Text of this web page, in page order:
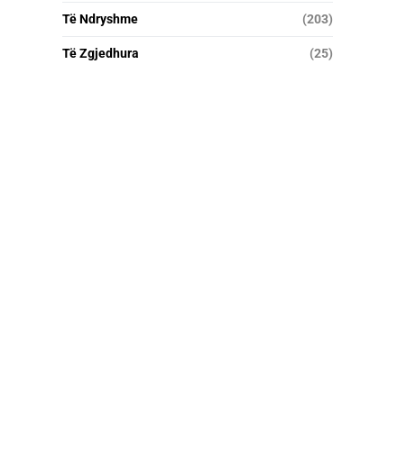
Të Ndryshme (203)
Të Zgjedhura (25)